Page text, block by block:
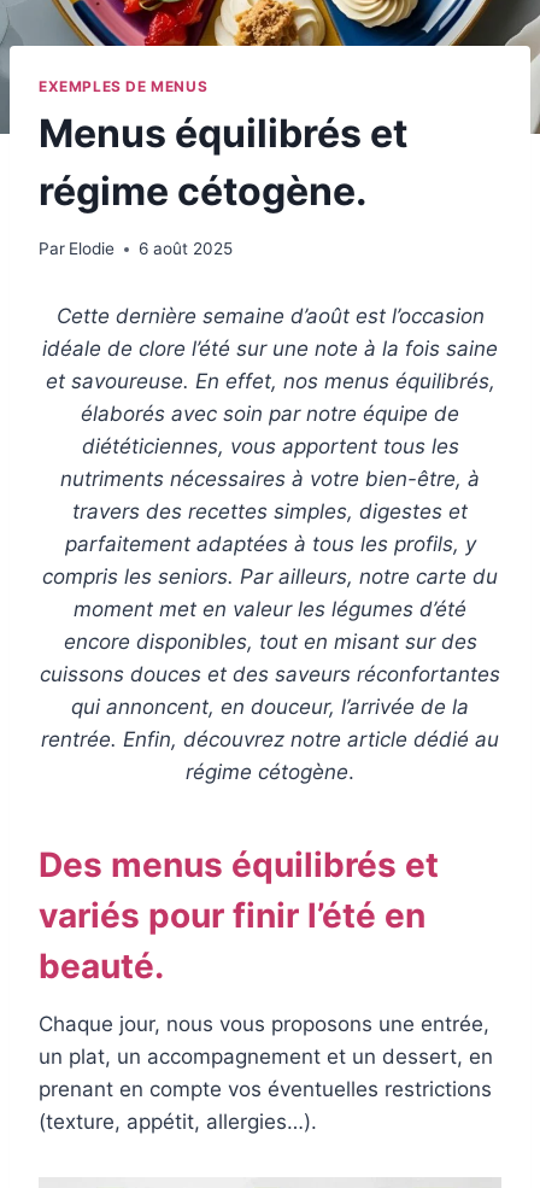
EXEMPLES DE MENUS
Menus équilibrés et
régime cétogène.
Par Elodie 6 août 2025
Cette dernière semaine d’août est l’occasion
idéale de clore l’été sur une note à la fois saine
et savoureuse. En effet, nos menus équilibrés,
élaborés avec soin par notre équipe de
diététiciennes, vous apportent tous les
nutriments nécessaires à votre bien-être, à
travers des recettes simples, digestes et
parfaitement adaptées à tous les profils, y
compris les seniors. Par ailleurs, notre carte du
moment met en valeur les légumes d’été
encore disponibles, tout en misant sur des
cuissons douces et des saveurs réconfortantes
qui annoncent, en douceur, l’arrivée de la
rentrée. Enfin, découvrez notre article dédié au
régime cétogène.
Des menus équilibrés et
variés pour finir l’été en
beauté.
Chaque jour, nous vous proposons une entrée,
un plat, un accompagnement et un dessert, en
prenant en compte vos éventuelles restrictions
(texture, appétit, allergies…).